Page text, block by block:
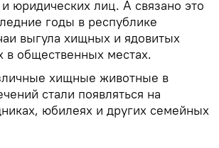
юридических лиц. А связано это
годы в республике
выгула хищных и ядовитых
в общественных местах.
хищные животные в
стали появляться на
юбилеях и других семейных